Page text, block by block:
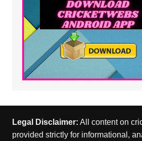
Legal Disclaimer: All content on
provided strictly for informational,